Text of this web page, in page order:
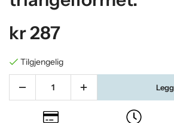
kr 287
Tilgjengelig